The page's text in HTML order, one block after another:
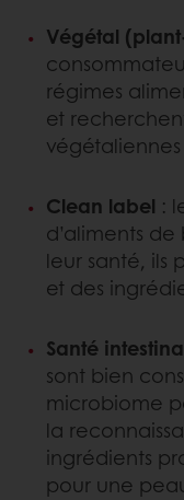
Végétal
régimes
et
Clean label :
d’aliments
leur santé, ils
et des
Santé
sont bien
microbiome
la
ingrédients
pour une